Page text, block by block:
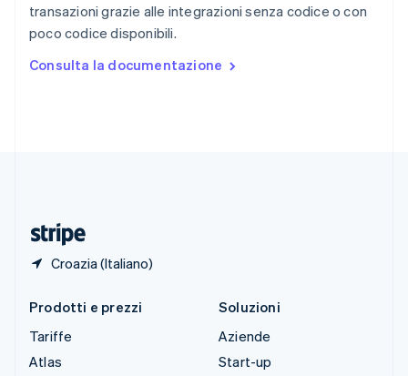
transazioni grazie alle integrazioni senza codice o con
poco codice disponibili.
Consulta la documentazione
Croazia (Italiano)
Spagna
EspañolEnglish
English Español简体中文
Prodotti e prezzi
Tariffe
Atlas
Soluzioni
Aziende
Start-up